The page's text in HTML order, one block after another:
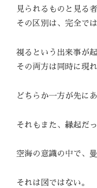
見られるものと見る者
その区別は、完全では
視るという出来事が起
その両方は同時に現れ
どちらか一方が先にあ
それもまた、縁起だっ
空海の意識の中で、曼
それは図ではない。